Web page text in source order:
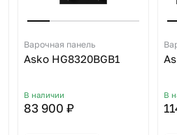
Варочная панель
Asko HG8320BGB1
В наличии
83 900 ₽
В